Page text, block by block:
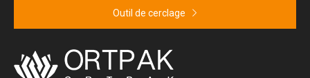
Outil de cerclage